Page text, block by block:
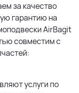
за качество
гарантию на
AirBagit
совместим с
услуги по